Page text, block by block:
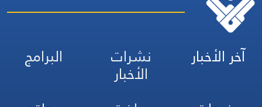
آخر الأخبار نشرات
الأخبار
البرامج